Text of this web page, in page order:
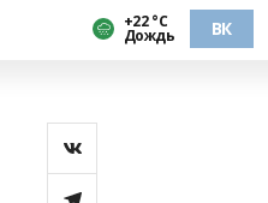
+22 °С
Дождь ВК